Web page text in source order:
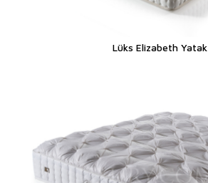
Lüks Elizabeth Yatak